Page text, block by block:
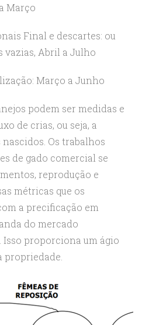
Março
Final e descartes: ou
vazias, Abril a Julho
Março a Junho
podem ser medidas e
de crias, ou seja, a
Os trabalhos
de gado comercial se
reprodução e
métricas que os
a precificação em
do mercado
proporciona um ágio
propriedade.